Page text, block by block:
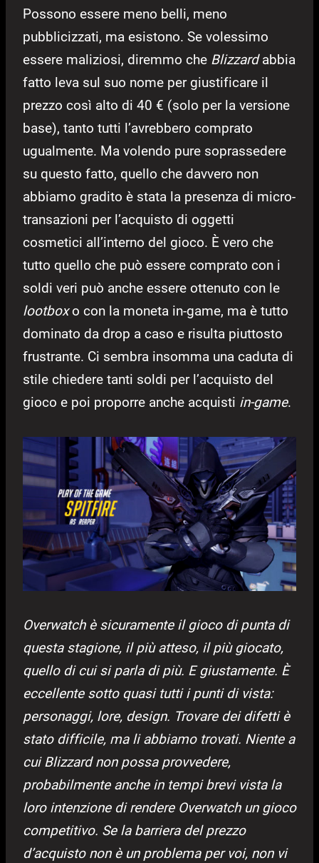
Possono essere meno belli, meno
pubblicizzati, ma esistono. Se volessimo
essere maliziosi, diremmo che Blizzardabbia
fatto leva sul suo nome per giustificare il
prezzo così alto di 40 € (solo per la versione
base), tanto tutti l’avrebbero comprato
ugualmente. Ma volendo pure soprassedere
su questo fatto, quello che davvero non
abbiamo gradito è stata la presenza di micro-
transazioni per l’acquisto di oggetti
cosmetici all’interno del gioco. È vero che
tutto quello che può essere comprato con i
soldi veri può anche essere ottenuto con le
lootboxo con la moneta in-game, ma è tutto
dominato da drop a caso e risulta piuttosto
frustrante. Ci sembra insomma una caduta di
stile chiedere tanti soldi per l’acquisto del
gioco e poi proporre anche acquisti in-game.
Overwatch è sicuramente il gioco di punta di
questa stagione, il più atteso, il più giocato,
quello di cui si parla di più. E giustamente. È
eccellente sotto quasi tutti i punti di vista:
personaggi, lore, design. Trovare dei difetti è
stato difficile, ma li abbiamo trovati. Niente a
cui Blizzard non possa provvedere,
probabilmente anche in tempi brevi vista la
loro intenzione di rendere Overwatch un gioco
competitivo. Se la barriera del prezzo
d’acquisto non è un problema per voi, non vi